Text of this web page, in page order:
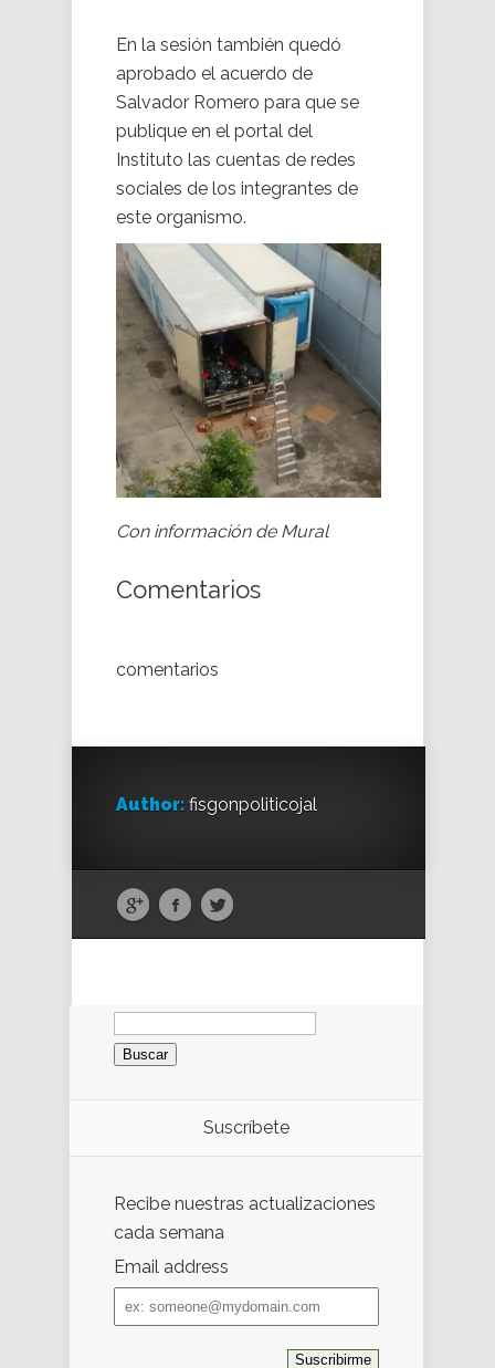
En la sesión también quedó
aprobado el acuerdo de
Salvador Romero para que se
publique en el portal del
Instituto las cuentas de redes
sociales de los integrantes de
este organismo.
Con información de Mural
Comentarios
comentarios
Author: fisgonpoliticojal
Buscar:
Suscríbete
Recibe nuestras actualizaciones
cada semana
Email address
Email
address